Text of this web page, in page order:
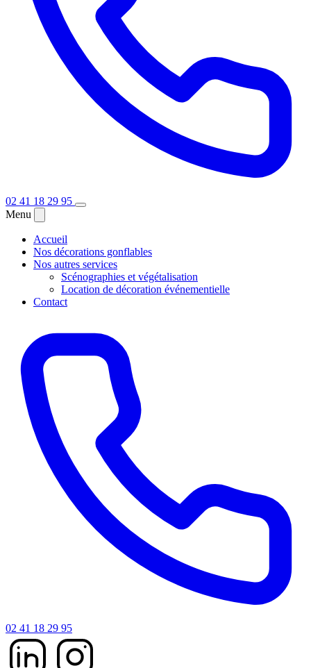
02 41 18 29 95
Menu
Accueil
Nos décorations gonflables
Nos autres services
Scénographies et végétalisation
Location de décoration événementielle
Contact
02 41 18 29 95